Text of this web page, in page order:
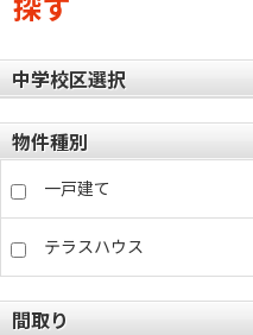
中学校区選択
物件種別
一戸建て
テラスハウス
間取り